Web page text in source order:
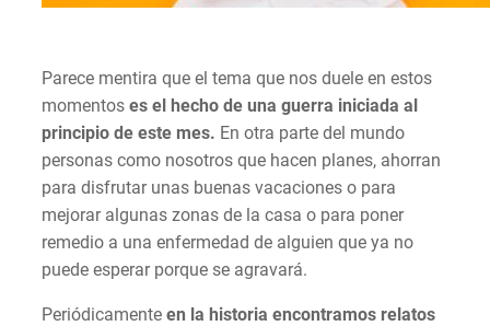
Parece mentira que el tema que nos duele en estos
momentos es el hecho de una guerra iniciada al
principio de este mes. En otra parte del mundo
personas como nosotros que hacen planes, ahorran
para disfrutar unas buenas vacaciones o para
mejorar algunas zonas de la casa o para poner
remedio a una enfermedad de alguien que ya no
puede esperar porque se agravará.
Periódicamente en la historia encontramos relatos